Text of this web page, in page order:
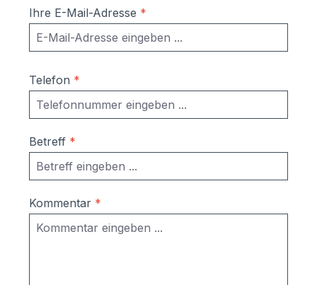
Ihre E-Mail-Adresse *
Telefon *
Betreff *
Kommentar *